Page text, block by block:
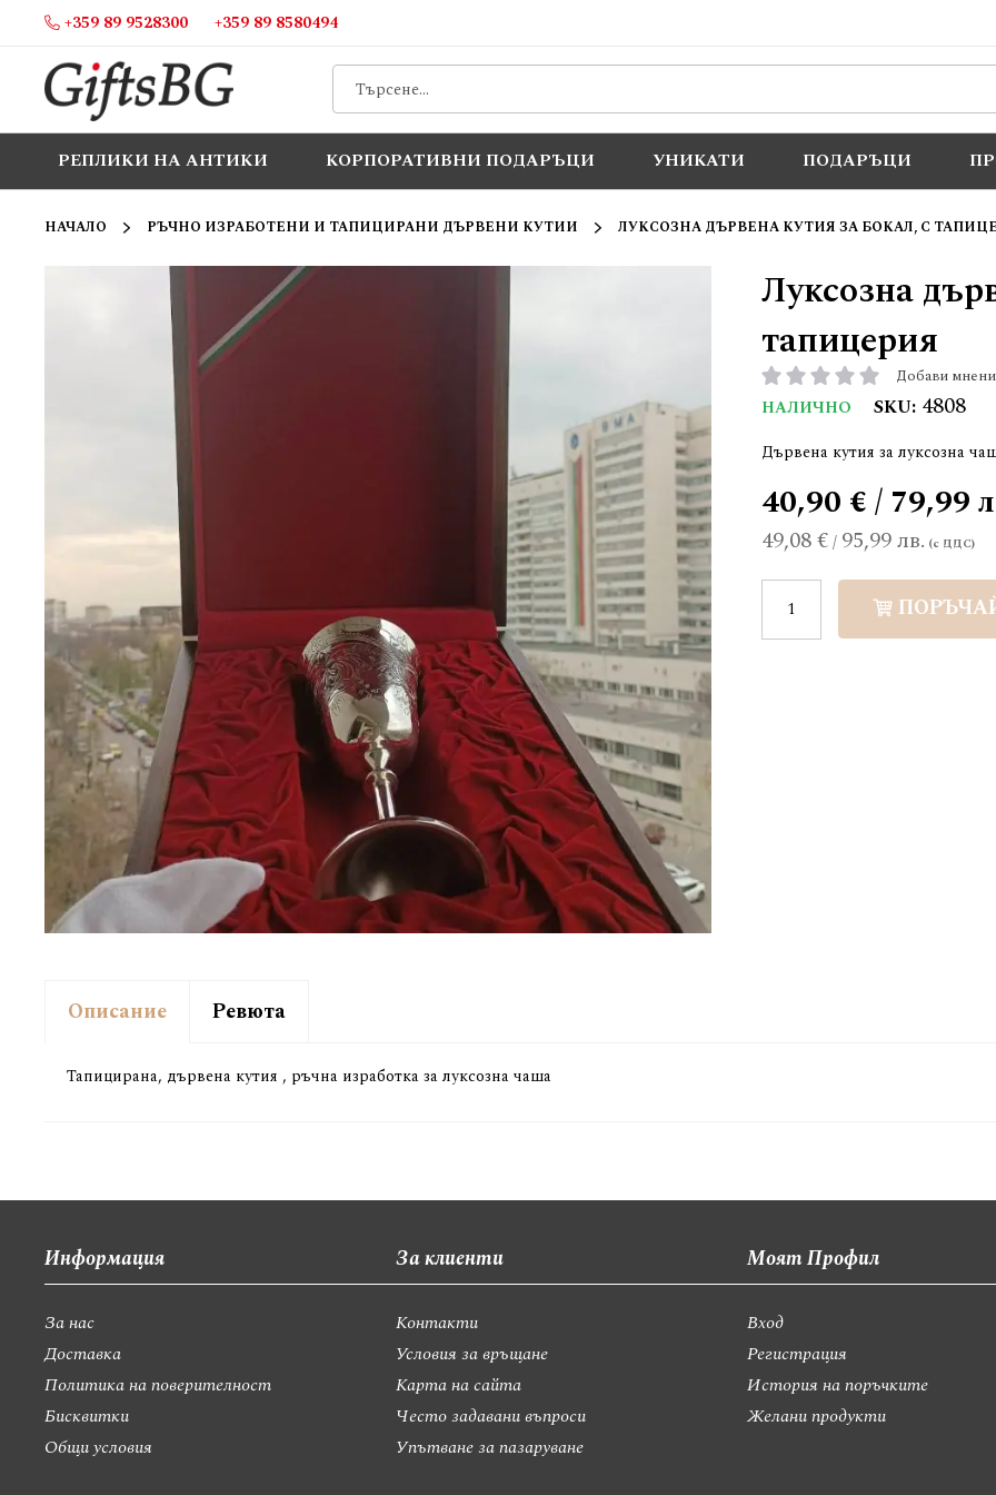
Прескачане
съдържанието
+359 89 9528300 +359 89 8580494
РЕПЛИКИ НА АНТИКИ КОРПОРАТИВНИ ПОДАРЪЦИ УНИКАТИ ПОДАРЪЦИ
НАЧАЛО РЪЧНО ИЗРАБОТЕНИ И ТАПИЦИРАНИ ДЪРВЕНИ КУТИИ ЛУКСОЗНА ДЪРВЕНА КУТИЯ ЗА БОКАЛ, С
Луксозна
тапицерия
рейтинг: Добави
НАЛИЧНО SKU 4808
Дървена кутия за луксозна
49,08 €/ 95,99 лв.
40,90 € / 79,99
Описание
Тапицирана, дървена кутия , ръчна изработка за луксозна чаша
Ревюта
Информация
За нас
Доставка
Политика на поверителност
Бисквитки
Общи условия
За клиенти
Контакти
Условия за връщане
Карта на сайта
Често задавани въпроси
Упътване за пазаруване
Моят Профил
Вход
Регистрация
История на поръчките
Желани продукти